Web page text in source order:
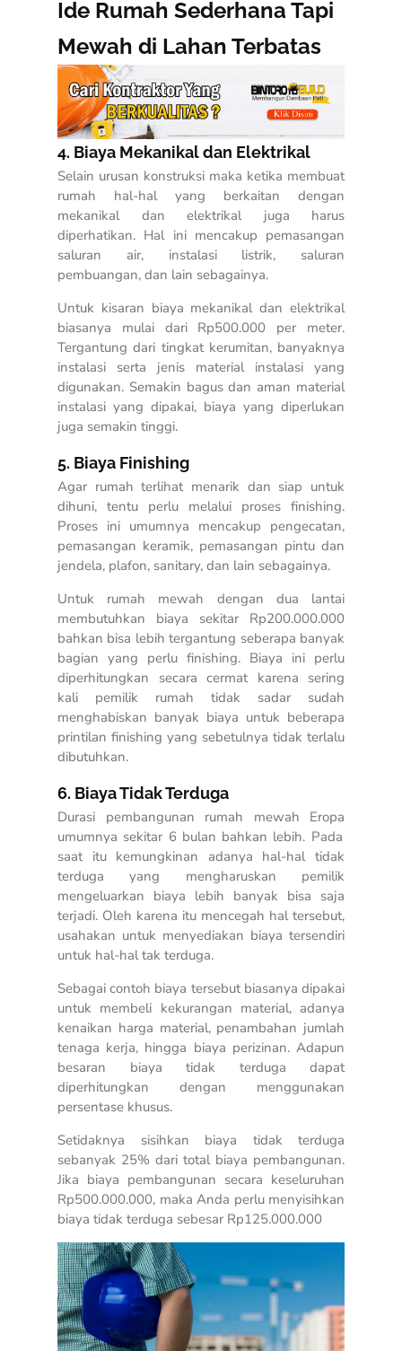
Ide Rumah Sederhana Tapi
Mewah di Lahan Terbatas
4. Biaya Mekanikal dan Elektrikal
Selain urusan konstruksi maka ketika membuat
rumah hal-hal yang berkaitan dengan
mekanikal dan elektrikal juga harus
diperhatikan. Hal ini mencakup pemasangan
saluran air, instalasi listrik, saluran
pembuangan, dan lain sebagainya.
Untuk kisaran biaya mekanikal dan elektrikal
biasanya mulai dari Rp500.000 per meter.
Tergantung dari tingkat kerumitan, banyaknya
instalasi serta jenis material instalasi yang
digunakan. Semakin bagus dan aman material
instalasi yang dipakai, biaya yang diperlukan
juga semakin tinggi.
5. Biaya Finishing
Agar rumah terlihat menarik dan siap untuk
dihuni, tentu perlu melalui proses finishing.
Proses ini umumnya mencakup pengecatan,
pemasangan keramik, pemasangan pintu dan
jendela, plafon, sanitary, dan lain sebagainya.
Untuk rumah mewah dengan dua lantai
membutuhkan biaya sekitar Rp200.000.000
bahkan bisa lebih tergantung seberapa banyak
bagian yang perlu finishing. Biaya ini perlu
diperhitungkan secara cermat karena sering
kali pemilik rumah tidak sadar sudah
menghabiskan banyak biaya untuk beberapa
printilan finishing yang sebetulnya tidak terlalu
dibutuhkan.
6. Biaya Tidak Terduga
Durasi pembangunan rumah mewah Eropa
umumnya sekitar 6 bulan bahkan lebih. Pada
saat itu kemungkinan adanya hal-hal tidak
terduga yang mengharuskan pemilik
mengeluarkan biaya lebih banyak bisa saja
terjadi. Oleh karena itu mencegah hal tersebut,
usahakan untuk menyediakan biaya tersendiri
untuk hal-hal tak terduga.
Sebagai contoh biaya tersebut biasanya dipakai
untuk membeli kekurangan material, adanya
kenaikan harga material, penambahan jumlah
tenaga kerja, hingga biaya perizinan. Adapun
besaran biaya tidak terduga dapat
diperhitungkan dengan menggunakan
persentase khusus.
Setidaknya sisihkan biaya tidak terduga
sebanyak 25% dari total biaya pembangunan.
Jika biaya pembangunan secara keseluruhan
Rp500.000.000, maka Anda perlu menyisihkan
biaya tidak terduga sebesar Rp125.000.000